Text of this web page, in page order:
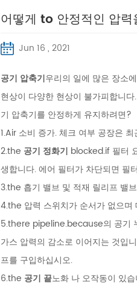
어떻게 to 안정적인 압
Jun 16 , 2021
공기 압축기우리의 일에 많은 장소
현상이 다양한 현상이 불가피합니
기 압축기를 안정하게 유지하려면?
1.Air 소비 증가. 체크 여부 공장은
2.the 공기 정화기 blocked.if 필터
생합니다. 에어 필터가 차단되면 필
3.the 흡기 밸브 및 적재 릴리프 밸
4.the 압력 스위치가 순서가 없으며
5.there pipeline.because의 공기
가스 압력의 감소로 이어지는 것입
프를 구입하십시오.
6.the 공기 끝노화 나 오작동이 있